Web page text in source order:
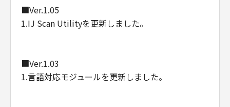
■Ver.1.05
1.IJ Scan Utilityを更新しました。
■Ver.1.03
1.言語対応モジュールを更新しました。